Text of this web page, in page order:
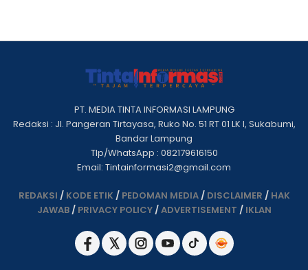
PT. MEDIA TINTA INFORMASI LAMPUNG
Redaksi : Jl. Pangeran Tirtayasa, Ruko No. 51 RT 01 LK I, Sukabumi,
Bandar Lampung
Tlp/WhatsApp : 082179616150
Email: Tintainformasi2@gmail.com
REDAKSI / KODE ETIK / PEDOMAN MEDIA/ DISCLAIMER / HAK
JAWAB/ PRIVACY POLICY/ADVERTISEMENT / IKLAN